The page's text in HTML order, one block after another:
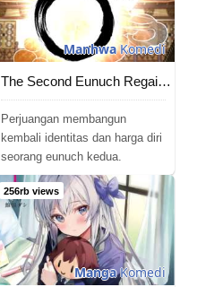
ManhwaKomedi
The Second Eunuch Regains His Manhood
Perjuangan membangun
kembali identitas dan harga diri
seorang eunuch kedua.
256rb views
MangaKomedi